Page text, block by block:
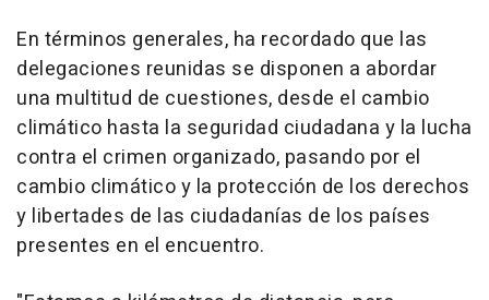
En términos generales, ha recordado que las
delegaciones reunidas se disponen a abordar
una multitud de cuestiones, desde el cambio
climático hasta la seguridad ciudadana y la lucha
contra el crimen organizado, pasando por el
cambio climático y la protección de los derechos
y libertades de las ciudadanías de los países
presentes en el encuentro.